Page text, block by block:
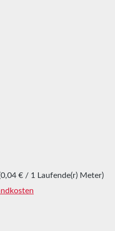
€ / 1 Laufende(r) Meter)